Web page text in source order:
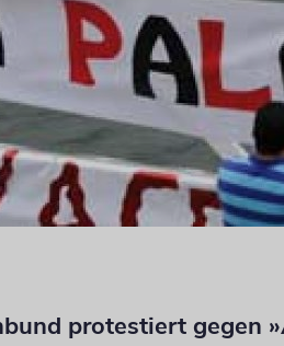
protestiert gegen